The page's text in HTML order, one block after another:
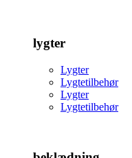
lygter
Lygter
Lygtetilbehør
Lygter
Lygtetilbehør